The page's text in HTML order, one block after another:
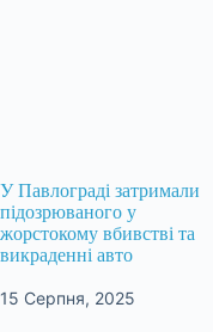
У Павлограді затримали
підозрюваного у
жорстокому вбивстві та
викраденні авто
15 Серпня, 2025